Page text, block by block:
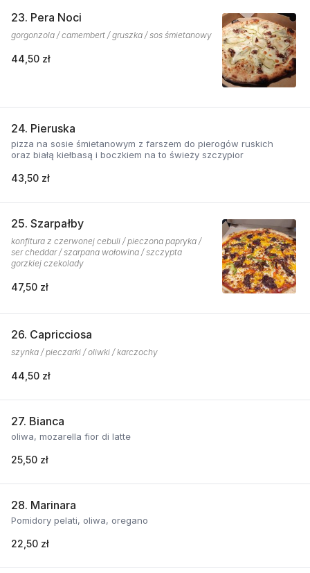
23. Pera Noci
gorgonzola / camembert / gruszka / sos śmietanowy
44,50 zł
24. Pieruska
pizza na sosie śmietanowym z farszem do pierogów ruskich
oraz białą kiełbasą i boczkiem na to świeży szczypior
43,50 zł
25. Szarpałby
konfitura z czerwonej cebuli / pieczona papryka /
ser cheddar / szarpana wołowina / szczypta
gorzkiej czekolady
47,50 zł
26. Capricciosa
szynka / pieczarki / oliwki / karczochy
44,50 zł
27. Bianca
oliwa, mozarella fior di latte
25,50 zł
28. Marinara
Pomidory pelati, oliwa, oregano
22,50 zł